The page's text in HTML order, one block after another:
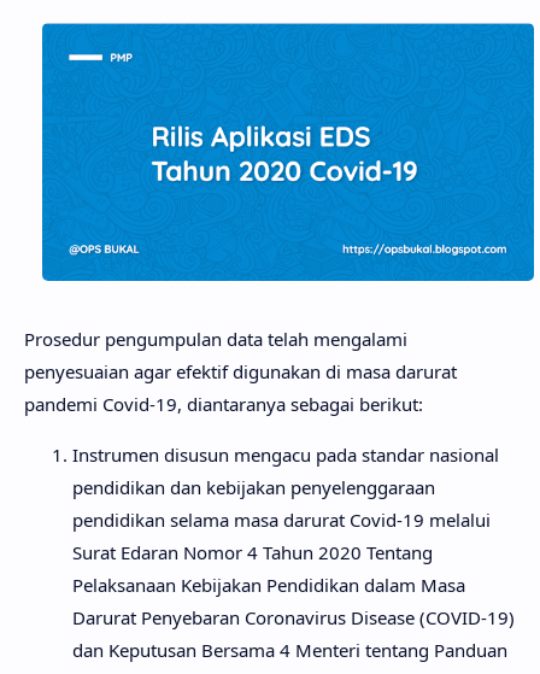
Prosedur pengumpulan data telah mengalami
penyesuaian agar efektif digunakan di masa darurat
pandemi Covid-19, diantaranya sebagai berikut:
Instrumen disusun mengacu pada standar nasional
pendidikan dan kebijakan penyelenggaraan
pendidikan selama masa darurat Covid-19 melalui
Surat Edaran Nomor 4 Tahun 2020 Tentang
Pelaksanaan Kebijakan Pendidikan dalam Masa
Darurat Penyebaran Coronavirus Disease (COVID-19)
dan Keputusan Bersama 4 Menteri tentang Panduan